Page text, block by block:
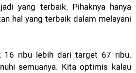
yang terbaik. Pihaknya hanya
hal yang terbaik dalam melayani
16 ribu lebih dari target 67 ribu.
semuanya. Kita optimis kalau